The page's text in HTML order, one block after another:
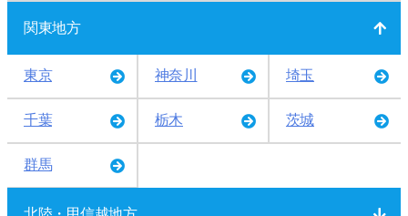
関東地方
東京 神奈川 埼玉
千葉 栃木 茨城
群馬